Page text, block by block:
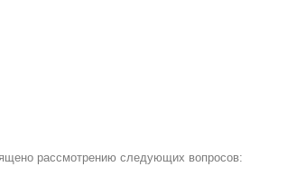
рассмотрению следующих вопросов: